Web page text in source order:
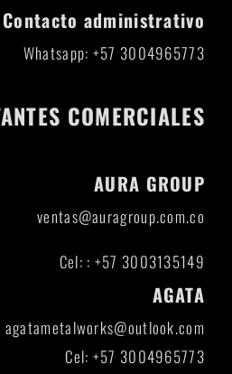
Contacto administrativo
Whatsapp: +57 3004965773
COMERCIALES
AURA GROUP
ventas@auragroup.com.co
Cel: : +57 3003135149
AGATA
agatametalworks@outlook.com
Cel: +57 3004965773